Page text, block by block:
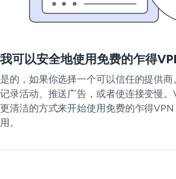
我可以安全地使用免费的乍得
是的，如果你选择一个可以信任的提供
记录活动、推送广告，或者使连接变慢
更清洁的方式来开始使用免费的乍得
用。